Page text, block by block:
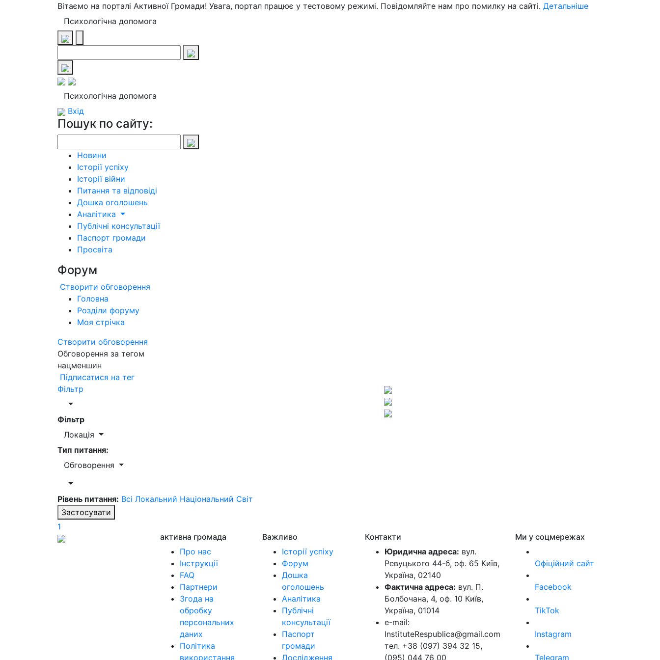
Вітаємо на порталі Активної Громади! Увага, портал працює у тестовому режимі. Повідомляйте нам про помилку на сайті. Детальніше
Психологічна допомога
Психологічна допомога
Вхід
Пошук по сайту:
Новини
Історії успіху
Історії війни
Питання та відповіді
Дошка оголошень
Аналітика
Публічні консультації
Паспорт громади
Просвіта
Форум
Створити обговорення
Головна
Розділи форуму
Моя стрічка
Створити обговорення
Обговорення за тегом
нацменшин
Підписатися на тег
Фільтр
Фільтр
Локація
Тип питання:
Обговорення
Рівень питання: Всі Локальний Національний Світ
Застосувати
1
активна громада
Про нас
Інструкції
FAQ
Партнери
Згода на
обробку
персональних
даних
Політика
використання
Важливо
Історії успіху
Форум
Дошка
оголошень
Аналітика
Публічні
консультації
Паспорт
громади
Дослідження
Контакти
Юридична адреса: вул.
Ревуцького 44-б, оф. 65 Київ,
Україна, 02140
Фактична адреса: вул. П.
Болбочана, 4, оф. 10 Київ,
Україна, 01014
e-mail:
InstituteRespublica@gmail.com
тел. +38 (097) 394 32 15,
(095) 044 76 00
Ми у соцмережах
Офіційний сайт
Facebook
TikTok
Instagram
Telegram